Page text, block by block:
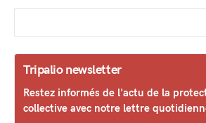
Tripalio newsletter
Restez informés de l'actu de la
collective avec notre lettre